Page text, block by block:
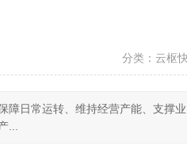
分类：云枢
障日常运转、维持经营产能、支撑业
...